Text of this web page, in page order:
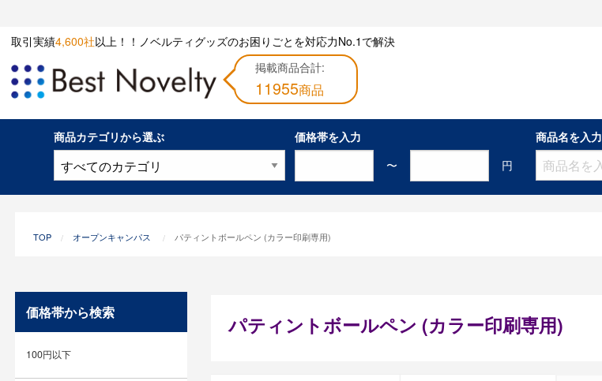
取引実績4,600社以上！！ノベルティグッズのお困りごとを対応力No.1で解決
掲載商品合計:
11955商品
商品カテゴリから選ぶ
価格帯を入力
〜
円
商品名を入力
TOP オープンキャンパス パティントボールペン (カラー印刷専用)
パティントボールペン (カラー印刷専用)
価格帯から検索
100円以下